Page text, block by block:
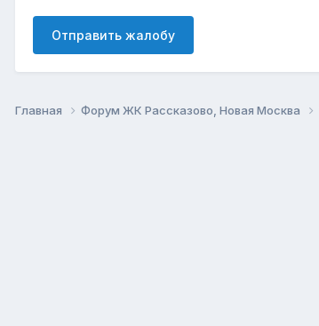
Отправить жалобу
Главная Форум ЖК Рассказово, Новая Москва